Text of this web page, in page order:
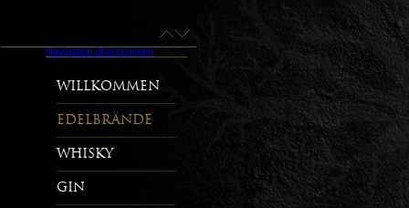
Navigation überspringen
Willkommen
Edelbrände
Whisky
Gin